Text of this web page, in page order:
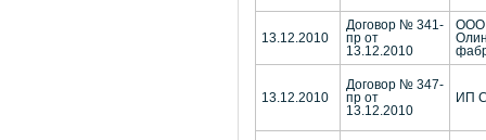
13.12.2010
Договор № 341-
пр от
13.12.2010
ООО
13.12.2010
Договор № 347-
пр от
13.12.2010
ИП